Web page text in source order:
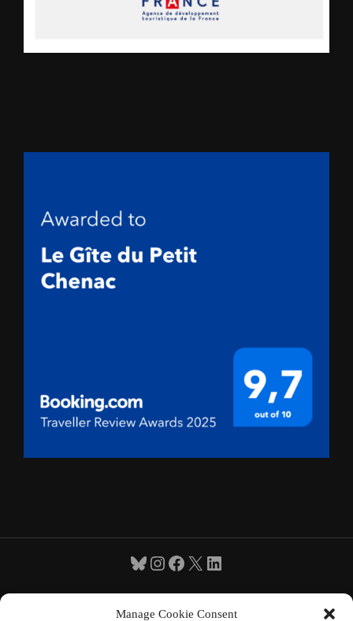
Manage Cookie Consent
Bluesky
Instagram
Facebook
X LinkedIn